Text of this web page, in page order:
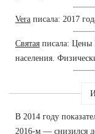
Vera писала: 2017
Святая писала: Цены
населения.
В 2014 году
2016-м — снизился